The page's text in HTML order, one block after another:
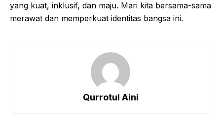
yang kuat, inklusif, dan maju. Mari kita bersama-sama
merawat dan memperkuat identitas bangsa ini.
Qurrotul Aini